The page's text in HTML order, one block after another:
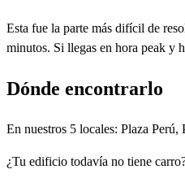
Esta fue la parte más difícil de
minutos. Si llegas en hora peak y
Dónde encontrarlo
En nuestros 5 locales: Plaza
¿Tu edificio todavía no tiene